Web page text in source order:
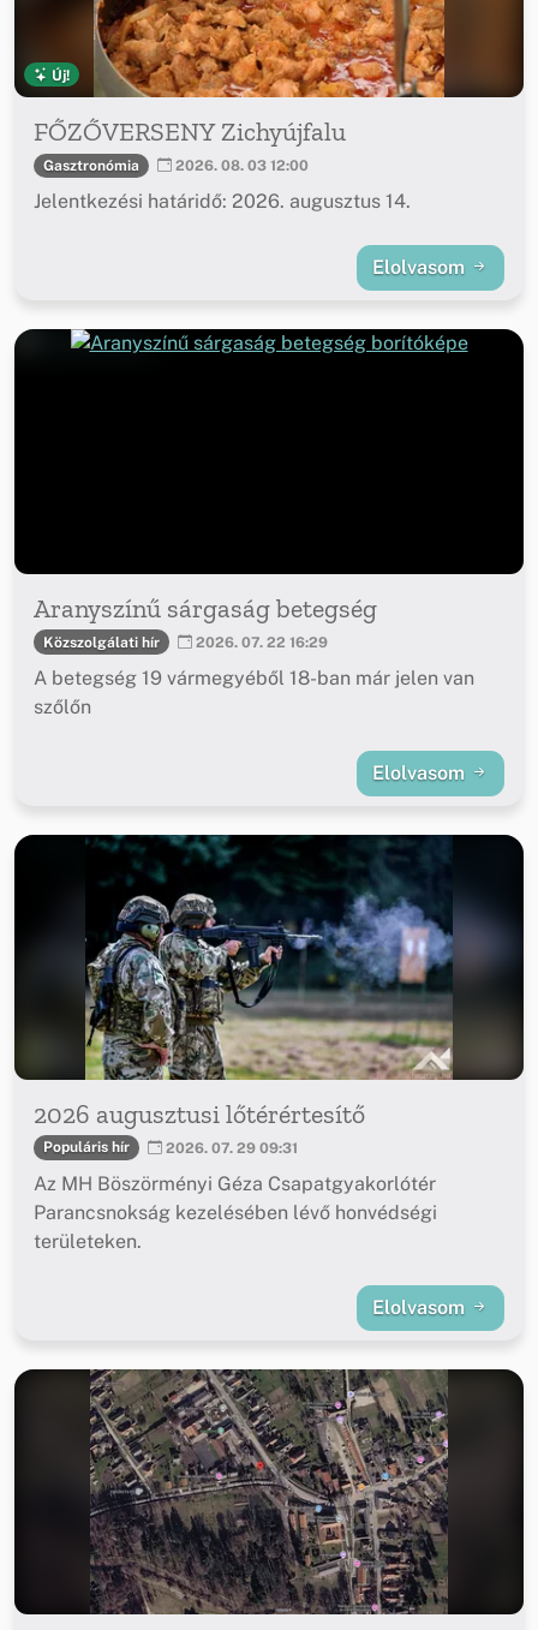
Új!
FŐZŐVERSENY Zichyújfalu
Gasztronómia 2026. 08. 03 12:00
Jelentkezési határidő: 2026. augusztus 14.
Elolvasom
Aranyszínű sárgaság betegség
Közszolgálati hír 2026. 07. 22 16:29
A betegség 19 vármegyéből 18-ban már jelen van
szőlőn
Elolvasom
2026 augusztusi lőtérértesítő
Populáris hír 2026. 07. 29 09:31
Az MH Böszörményi Géza Csapatgyakorlótér
Parancsnokság kezelésében lévő honvédségi
területeken.
Elolvasom